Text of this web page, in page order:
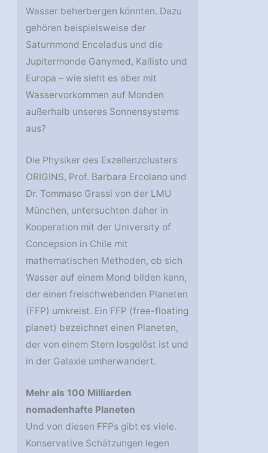
Wasser beherbergen könnten. Dazu
gehören beispielsweise der
Saturnmond Enceladus und die
Jupitermonde Ganymed, Kallisto und
Europa – wie sieht es aber mit
Wasservorkommen auf Monden
außerhalb unseres Sonnensystems
aus?
Die Physiker des Exzellenzclusters
ORIGINS, Prof. Barbara Ercolano und
Dr. Tommaso Grassi von der LMU
München, untersuchten daher in
Kooperation mit der University of
Concepsion in Chile mit
mathematischen Methoden, ob sich
Wasser auf einem Mond bilden kann,
der einen freischwebenden Planeten
(FFP) umkreist. Ein FFP (free-floating
planet) bezeichnet einen Planeten,
der von einem Stern losgelöst ist und
in der Galaxie umherwandert.
Mehr als 100 Milliarden
nomadenhafte Planeten
Und von diesen FFPs gibt es viele.
Konservative Schätzungen legen